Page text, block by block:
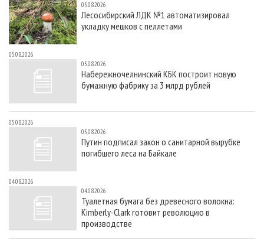
05.08.2026
Лесосибирский ЛДК №1 автоматизировал
укладку мешков с пеллетами
05.08.2026
05.08.2026
Набережночелнинский КБК построит новую
бумажную фабрику за 3 млрд рублей
05.08.2026
05.08.2026
Путин подписал закон о санитарной вырубке
погибшего леса на Байкале
04.08.2026
04.08.2026
Туалетная бумага без древесного волокна:
Kimberly-Clark готовит революцию в
производстве